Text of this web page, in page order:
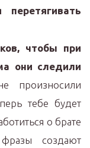
чтобы при
они следили
произносили
тебе будет
о брате
создают